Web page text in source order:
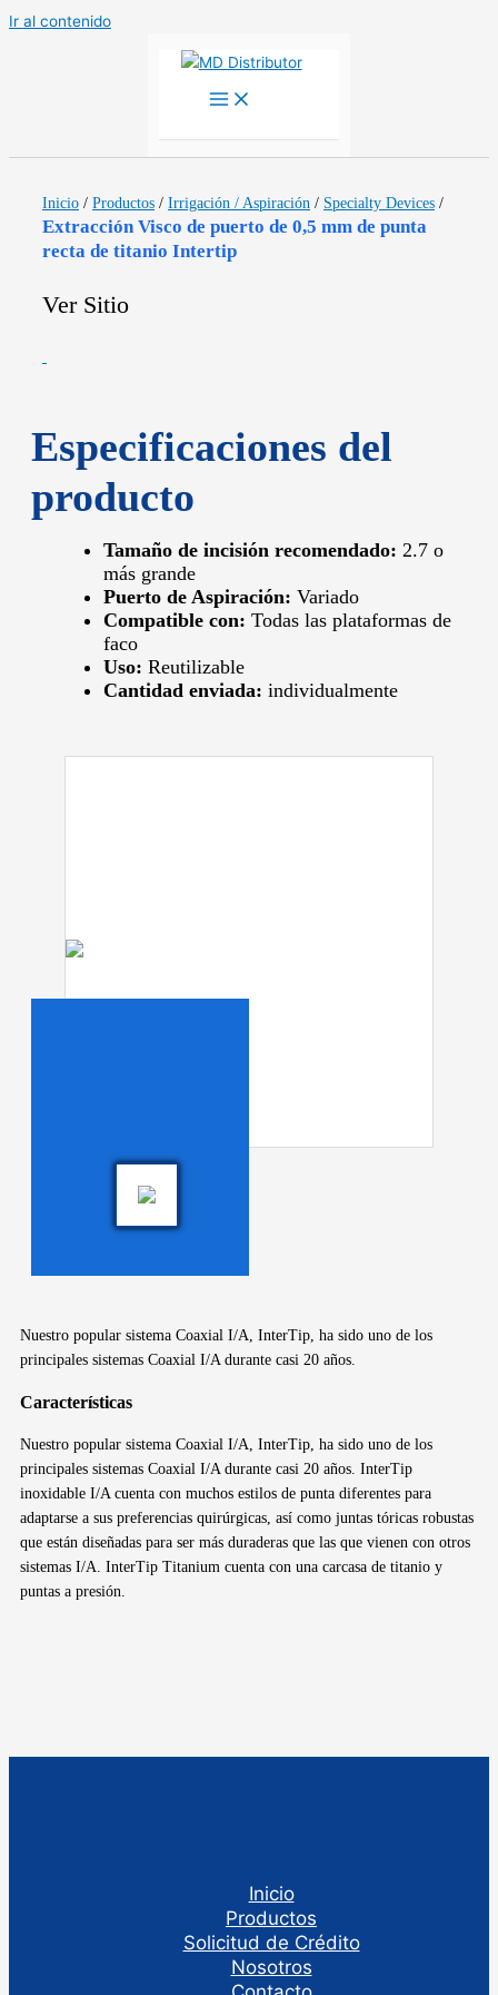
Ir al contenido
Inicio / Productos / Irrigación / Aspiración / Specialty Devices /
Extracción Visco de puerto de 0,5 mm de punta
recta de titanio Intertip
Ver Sitio
Especificaciones del
producto
Tamaño de incisión recomendado: 2.7 o
más grande
Puerto de Aspiración: Variado
Compatible con: Todas las plataformas de
faco
Uso: Reutilizable
Cantidad enviada: individualmente
Nuestro popular sistema Coaxial I/A, InterTip, ha sido uno de los
principales sistemas Coaxial I/A durante casi 20 años.
Características
Nuestro popular sistema Coaxial I/A, InterTip, ha sido uno de los
principales sistemas Coaxial I/A durante casi 20 años. InterTip
inoxidable I/A cuenta con muchos estilos de punta diferentes para
adaptarse a sus preferencias quirúrgicas, así como juntas tóricas robustas
que están diseñadas para ser más duraderas que las que vienen con otros
sistemas I/A. InterTip Titanium cuenta con una carcasa de titanio y
puntas a presión.
Inicio
Productos
Solicitud de Crédito
Nosotros